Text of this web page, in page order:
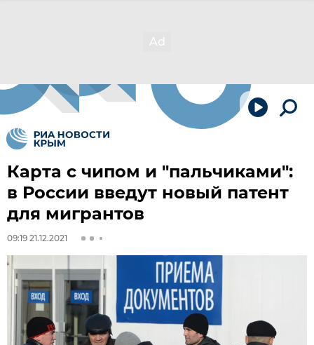
Карта с чипом и "пальчиками":
в России введут новый патент
для мигрантов
09:19 21.12.2021